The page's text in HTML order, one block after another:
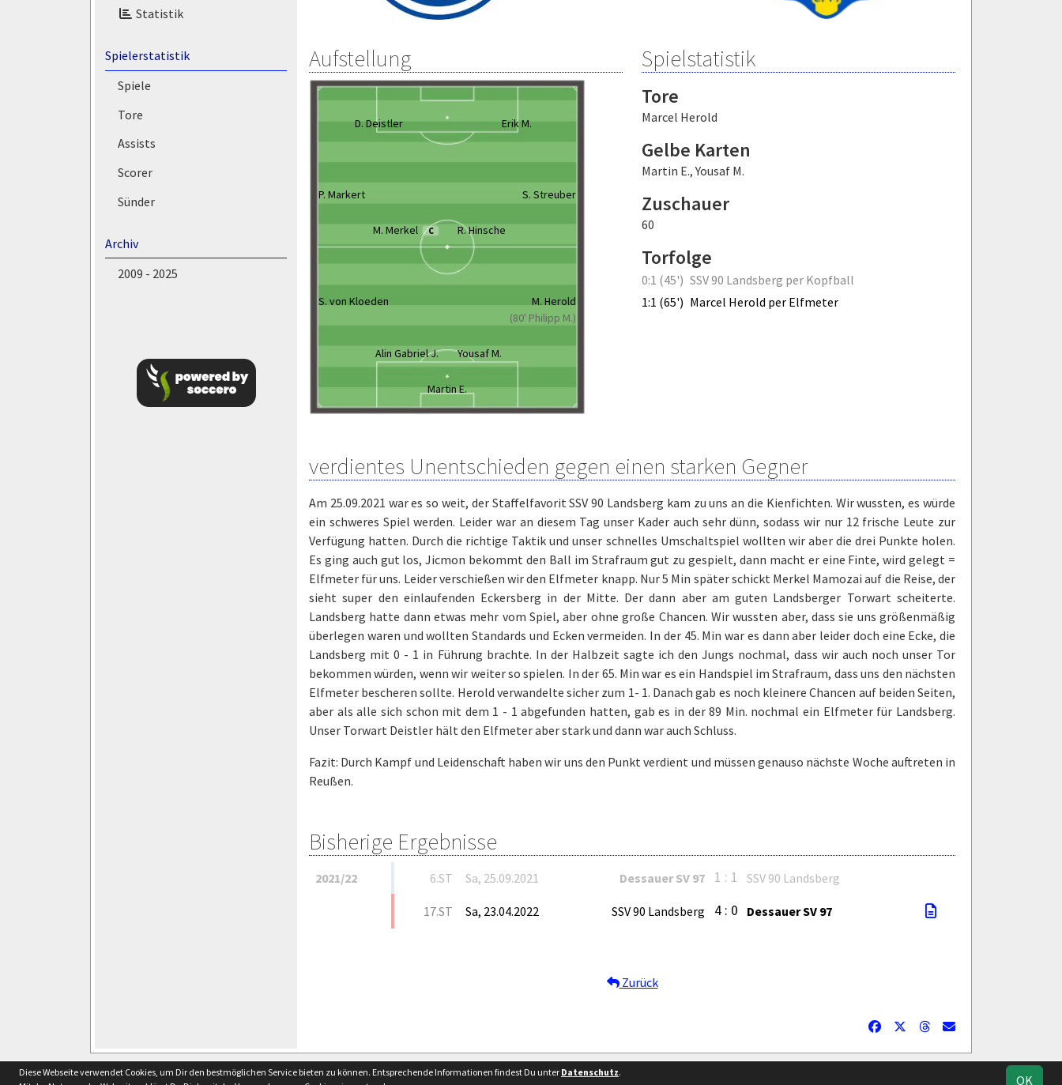
Statistik
Spielerstatistik
Spiele
Tore
Assists
Scorer
Sünder
Archiv
2009 - 2025
Aufstellung
D. Deistler Erik M.
P. Markert S. Streuber
M. Merkel C R. Hinsche
S. von Kloeden
M. Herold
(80' Philipp M.)
Alin Gabriel J. Yousaf M.
Martin E.
Spielstatistik
Tore
Marcel Herold
Gelbe Karten
Martin E.,Yousaf M.
Zuschauer
60
Torfolge
0:1 (45') SSV 90 Landsberg per Kopfball
1:1 (65') Marcel Herold per Elfmeter
verdientes Unentschieden gegen einen starken Gegner
Am 25.09.2021 war es so weit, der Staffelfavorit SSV 90 Landsberg kam zu uns an die Kienfichten. Wir wussten, es würde
ein schweres Spiel werden. Leider war an diesem Tag unser Kader auch sehr dünn, sodass wir nur 12 frische Leute zur
Verfügung hatten. Durch die richtige Taktik und unser schnelles Umschaltspiel wollten wir aber die drei Punkte holen.
Es ging auch gut los, Jicmon bekommt den Ball im Strafraum gut zu gespielt, dann macht er eine Finte, wird gelegt =
Elfmeter für uns. Leider verschießen wir den Elfmeter knapp. Nur 5 Min später schickt Merkel Mamozai auf die Reise, der
sieht super den einlaufenden Eckersberg in der Mitte. Der dann aber am guten Landsberger Torwart scheiterte.
Landsberg hatte dann etwas mehr vom Spiel, aber ohne große Chancen. Wir wussten aber, dass sie uns größenmäßig
überlegen waren und wollten Standards und Ecken vermeiden. In der 45. Min war es dann aber leider doch eine Ecke, die
Landsberg mit 0 - 1 in Führung brachte. In der Halbzeit sagte ich den Jungs nochmal, dass wir auch noch unser Tor
bekommen würden, wenn wir weiter so spielen. In der 65. Min war es ein Handspiel im Strafraum, dass uns den nächsten
Elfmeter bescheren sollte. Herold verwandelte sicher zum 1- 1. Danach gab es noch kleinere Chancen auf beiden Seiten,
aber als alle sich schon mit dem 1 - 1 abgefunden hatten, gab es in der 89 Min. nochmal ein Elfmeter für Landsberg.
Unser Torwart Deistler hält den Elfmeter aber stark und dann war auch Schluss.
Fazit: Durch Kampf und Leidenschaft haben wir uns den Punkt verdient und müssen genauso nächste Woche auftreten in
Reußen.
Bisherige Ergebnisse
2021/22 6.ST Sa, 25.09.2021 Dessauer SV 97 1 : 1 SSV 90 Landsberg
17.ST Sa, 23.04.2022 SSV 90 Landsberg 4 : 0 Dessauer SV 97
Zurück
soccero.de
OK
Diese Webseite verwendet Cookies, um Dir den bestmöglichen Service bieten zu können. Entsprechende Informationen findest Du unter Datenschutz.